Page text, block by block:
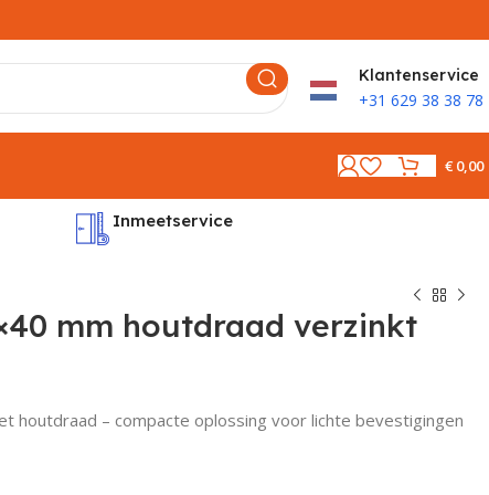
Klantenservice
+31 629 38 38 78
€0,00
Inmeetservice
mm houtdraad verzinkt
houtdraad – compacte oplossing voor lichte bevestigingen